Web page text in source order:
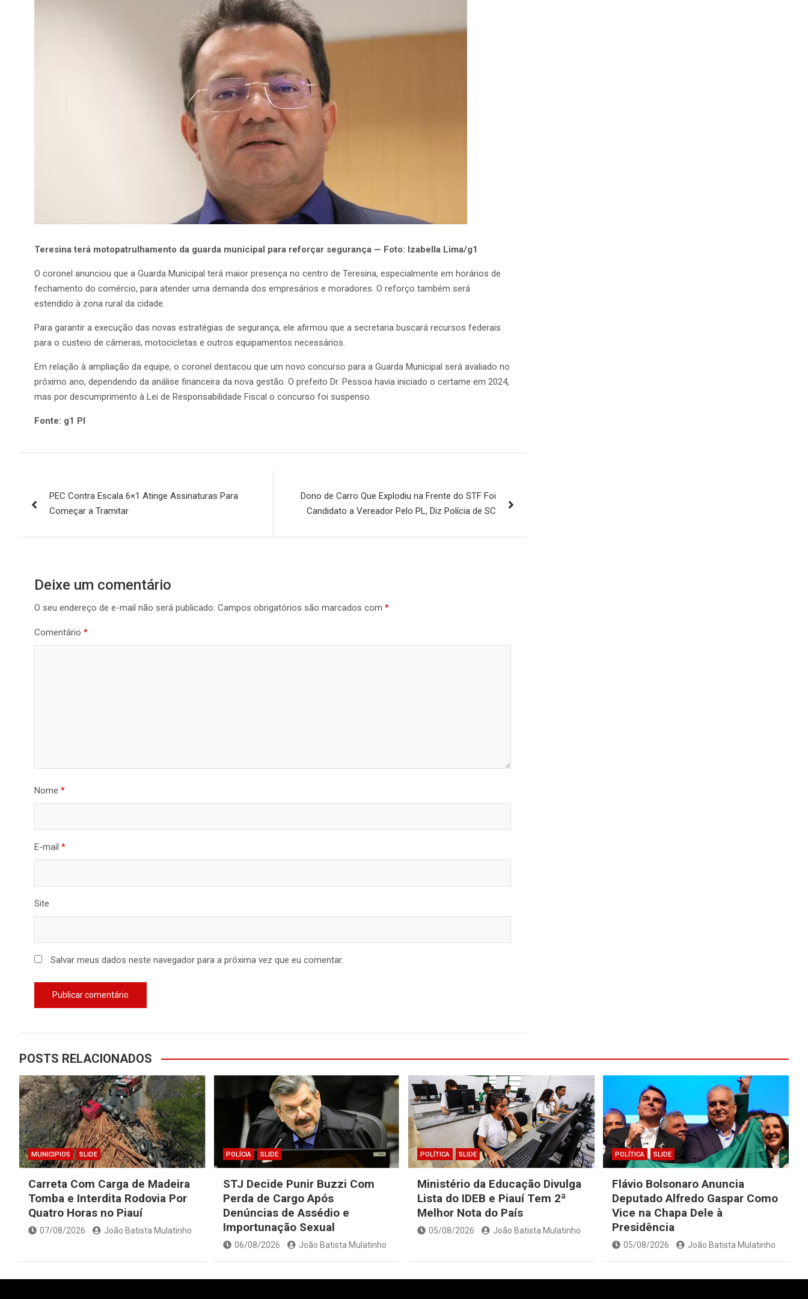
Teresina terá motopatrulhamento da guarda municipal para reforçar segurança — Foto: Izabella Lima/g1
O coronel anunciou que a Guarda Municipal terá maior presença no centro de Teresina, especialmente em horários de
fechamento do comércio, para atender uma demanda dos empresários e moradores. O reforço também será
estendido à zona rural da cidade.
Para garantir a execução das novas estratégias de segurança, ele afirmou que a secretaria buscará recursos federais
para o custeio de câmeras, motocicletas e outros equipamentos necessários.
Em relação à ampliação da equipe, o coronel destacou que um novo concurso para a Guarda Municipal será avaliado no
próximo ano, dependendo da análise financeira da nova gestão. O prefeito Dr. Pessoa havia iniciado o certame em 2024,
mas por descumprimento à Lei de Responsabilidade Fiscal o concurso foi suspenso.
Fonte: g1 PI
de
Post
PEC Contra Escala 6×1 Atinge Assinaturas Para
Começar a Tramitar
Dono de Carro Que Explodiu na Frente do STF Foi
Candidato a Vereador Pelo PL, Diz Polícia de SC
Deixe um comentário
O seu endereço de e-mail não será publicado. Campos obrigatórios são marcados com *
Comentário *
Nome *
E-mail *
Site
Salvar meus dados neste navegador para a próxima vez que eu comentar.
POSTS RELACIONADOS
MUNICIPIOS SLIDE
Carreta Com Carga de Madeira
Tomba e Interdita Rodovia Por
Quatro Horas no Piauí
07/08/2026 João Batista Mulatinho
POLÍCIA SLIDE
STJ Decide Punir Buzzi Com
Perda de Cargo Após
Denúncias de Assédio e
Importunação Sexual
06/08/2026 João Batista Mulatinho
POLÍTICA SLIDE
Ministério da Educação Divulga
Lista do IDEB e Piauí Tem 2ª
Melhor Nota do País
05/08/2026 João Batista Mulatinho
POLÍTICA SLIDE
Flávio Bolsonaro Anuncia
Deputado Alfredo Gaspar Como
Vice na Chapa Dele à
Presidência
05/08/2026 João Batista Mulatinho